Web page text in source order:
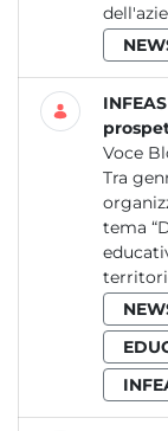
Voce
Tra
tema